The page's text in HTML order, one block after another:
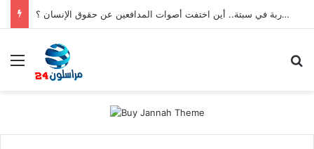
بعد تعنيف المغاربة في سبتة.. أين اختفت أصوات المدافعين عن حقوق الإنسان ؟
Menu